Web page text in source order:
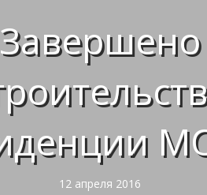
Завершено
12 апреля 2016